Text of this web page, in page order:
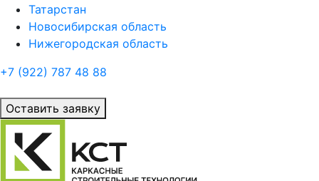
Татарстан
Новосибирская область
Нижегородская область
+7 (922) 787 48 88
Оставить заявку